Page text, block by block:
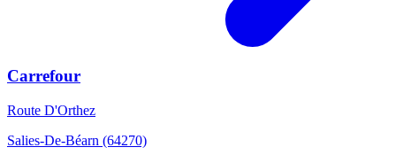
Carrefour
Route D'Orthez
Salies-De-Béarn (64270)